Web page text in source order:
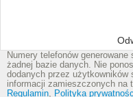
Numery telefonów
żadnej bazie danych. Nie
dodanych przez użytkowników
informacji zamieszczonych na
Regulamin, Polityka